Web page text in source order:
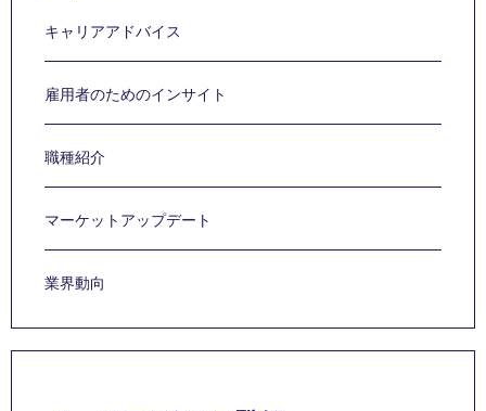
キャリアアドバイス
雇用者のためのインサイト
職種紹介
マーケットアップデート
業界動向